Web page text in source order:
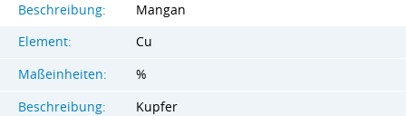
Beschreibung:
Mangan
Element:
Cu
Maßeinheiten:
%
Beschreibung:
Kupfer